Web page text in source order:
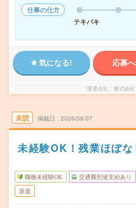
仕事の仕方
テキパキ
気になる! 応募
派遣会社 株式会
未読 掲載日 2026/08/07
未経験OK！残業ほぼ
職種未経験OK 交通費別途支給あり
派遣